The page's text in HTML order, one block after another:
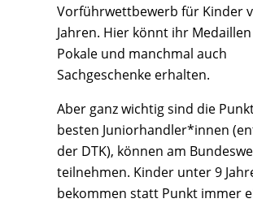
Vorführwettbewerb für Kinder
Jahren. Hier könnt ihr
Pokale und manchmal auch
Sachgeschenke erhalten.
Aber ganz wichtig sind die
besten Juniorhandler*innen
der DTK), können am
teilnehmen. Kinder unter 9
bekommen statt Punkt immer